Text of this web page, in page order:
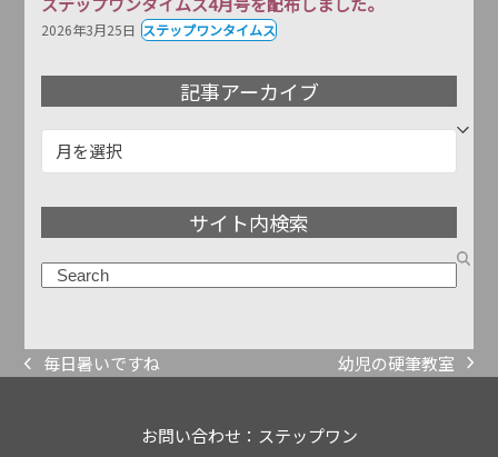
2026年3月25日 ステップワンタイムス
記事アーカイブ
事
サイト内検索
previous
毎日暑いですね
next
幼児の硬筆教室
お問い合わせ：ステップワン